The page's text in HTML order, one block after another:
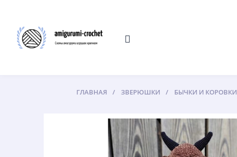
ГЛАВНАЯ ЗВЕРЮШКИ БЫЧКИ И КОРОВКИ